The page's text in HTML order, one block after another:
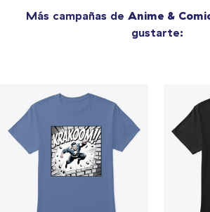
Más campañas de Anime &
gustarte: